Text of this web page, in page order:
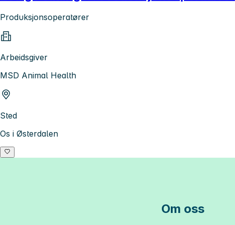
Produksjonsoperatører
Arbeidsgiver
MSD Animal Health
Sted
Os i Østerdalen
Om oss